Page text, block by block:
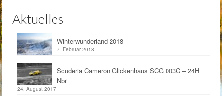
Aktuelles
Winterwunderland 2018
7. Februar 2018
Scuderia Cameron Glickenhaus SCG 003C – 24H
Nbr
24. August 2017